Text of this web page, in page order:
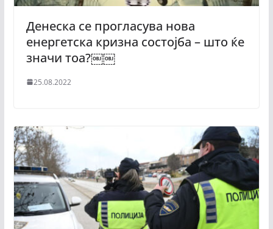
Денеска се прогласува нова
енергетска кризна состојба – што ќе
значи тоа?￼￼
25.08.2022